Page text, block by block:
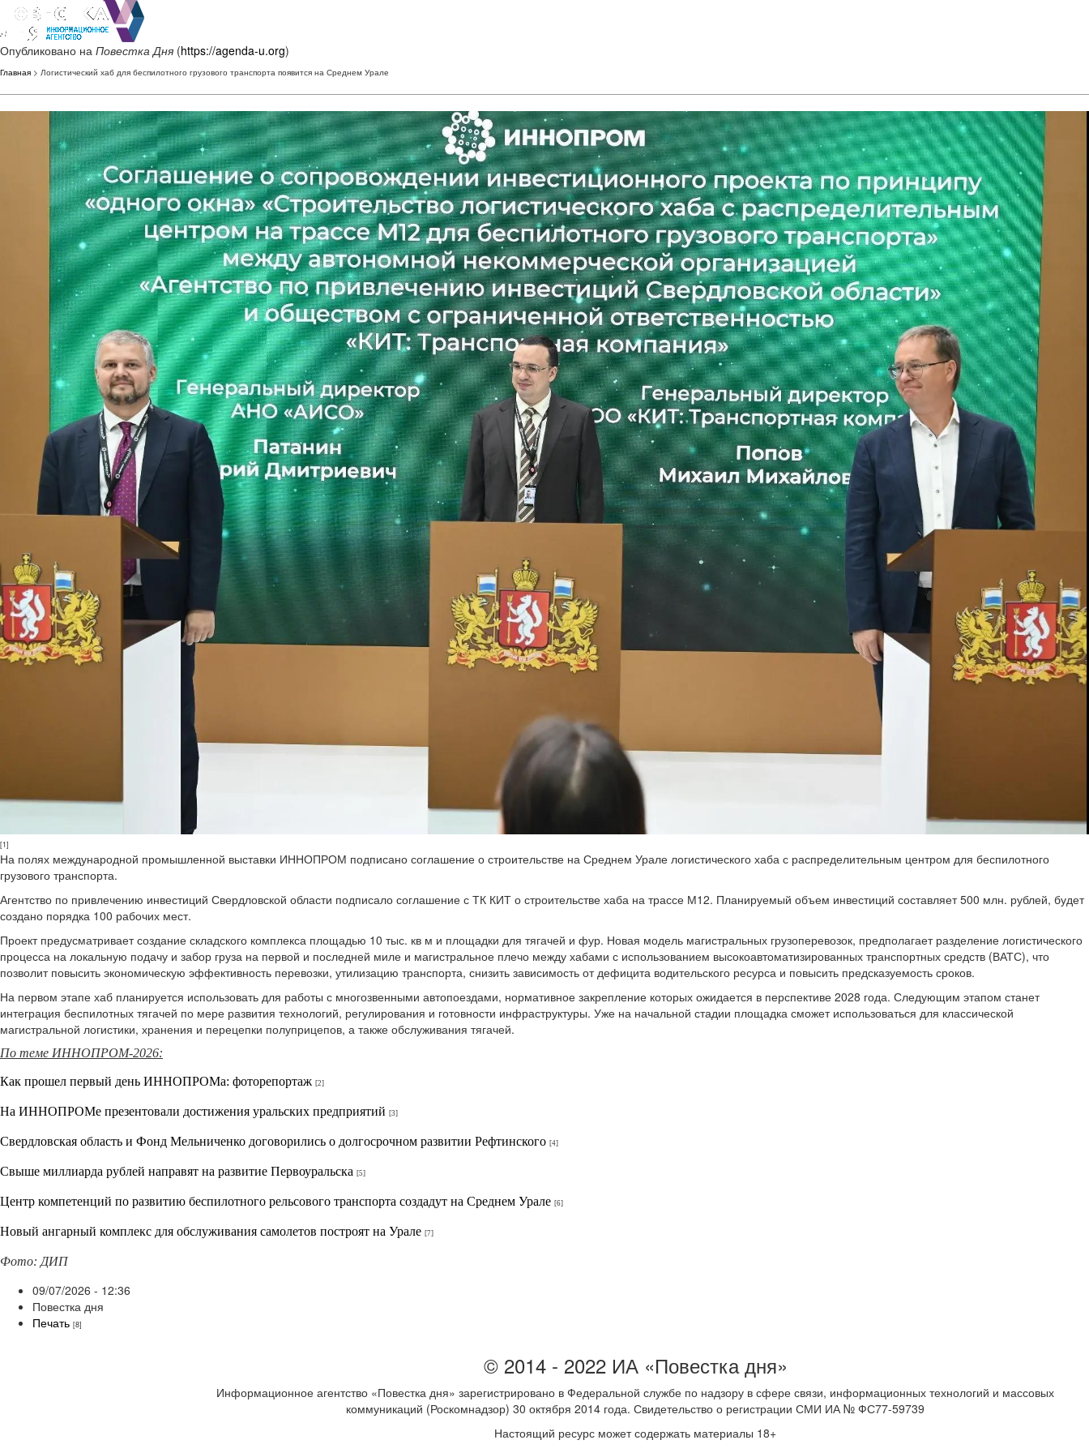
Опубликовано на Повестка Дня (https://agenda-u.org)
Главная > Логистический хаб для беспилотного грузового транспорта появится на Среднем Урале
[1]
На полях международной промышленной выставки ИННОПРОМ подписано соглашение о строительстве на Среднем Урале логистического хаба с распределительным центром для беспилотного
грузового транспорта.
Агентство по привлечению инвестиций Свердловской области подписало соглашение с ТК КИТ о строительстве хаба на трассе М12. Планируемый объем инвестиций составляет 500 млн. рублей, будет
создано порядка 100 рабочих мест.
Проект предусматривает создание складского комплекса площадью 10 тыс. кв м и площадки для тягачей и фур. Новая модель магистральных грузоперевозок, предполагает разделение логистического
процесса на локальную подачу и забор груза на первой и последней миле и магистральное плечо между хабами с использованием высокоавтоматизированных транспортных средств (ВАТС), что
позволит повысить экономическую эффективность перевозки, утилизацию транспорта, снизить зависимость от дефицита водительского ресурса и повысить предсказуемость сроков.
На первом этапе хаб планируется использовать для работы с многозвенными автопоездами, нормативное закрепление которых ожидается в перспективе 2028 года. Следующим этапом станет
интеграция беспилотных тягачей по мере развития технологий, регулирования и готовности инфраструктуры. Уже на начальной стадии площадка сможет использоваться для классической
магистральной логистики, хранения и перецепки полуприцепов, а также обслуживания тягачей.
По теме ИННОПРОМ-2026:
Как прошел первый день ИННОПРОМа: фоторепортаж [2]
На ИННОПРОМе презентовали достижения уральских предприятий [3]
Свердловская область и Фонд Мельниченко договорились о долгосрочном развитии Рефтинского [4]
Свыше миллиарда рублей направят на развитие Первоуральска [5]
Центр компетенций по развитию беспилотного рельсового транспорта создадут на Среднем Урале [6]
Новый ангарный комплекс для обслуживания самолетов построят на Урале [7]
Фото: ДИП
09/07/2026 - 12:36
Повестка дня
Печать [8]
© 2014 - 2022 ИА «Повестка дня»
Информационное агентство «Повестка дня» зарегистрировано в Федеральной службе по надзору в сфере связи, информационных технологий и массовых
коммуникаций (Роскомнадзор) 30 октября 2014 года. Свидетельство о регистрации СМИ ИА № ФС77-59739
Настоящий ресурс может содержать материалы 18+